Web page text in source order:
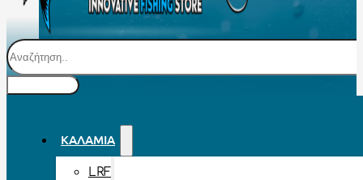
Αναζήτηση
ΚΑΛΆΜΙΑ
LRF